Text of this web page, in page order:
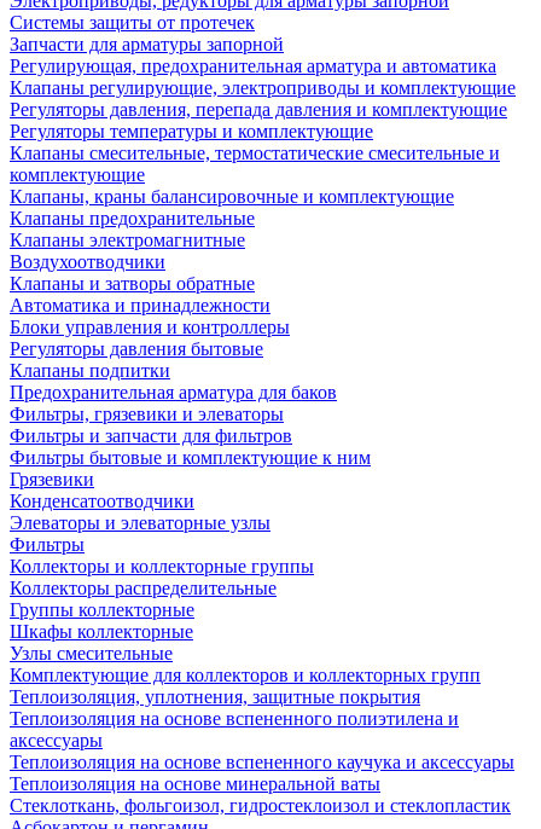
Системы защиты от протечек
Запчасти для арматуры запорной
Регулирующая, предохранительная арматура и автоматика
Клапаны регулирующие, электроприводы и комплектующие
Регуляторы давления, перепада давления и комплектующие
Регуляторы температуры и комплектующие
Клапаны смесительные, термостатические смесительные и
комплектующие
Клапаны, краны балансировочные и комплектующие
Клапаны предохранительные
Клапаны электромагнитные
Воздухоотводчики
Клапаны и затворы обратные
Автоматика и принадлежности
Блоки управления и контроллеры
Регуляторы давления бытовые
Клапаны подпитки
Предохранительная арматура для баков
Фильтры, грязевики и элеваторы
Фильтры и запчасти для фильтров
Фильтры бытовые и комплектующие к ним
Грязевики
Конденсатоотводчики
Элеваторы и элеваторные узлы
Фильтры
Коллекторы и коллекторные группы
Коллекторы распределительные
Группы коллекторные
Шкафы коллекторные
Узлы смесительные
Комплектующие для коллекторов и коллекторных групп
Теплоизоляция, уплотнения, защитные покрытия
Теплоизоляция на основе вспененного полиэтилена и
аксессуары
Теплоизоляция на основе вспененного каучука и аксессуары
Теплоизоляция на основе минеральной ваты
Стеклоткань, фольгоизол, гидростеклоизол и стеклопластик